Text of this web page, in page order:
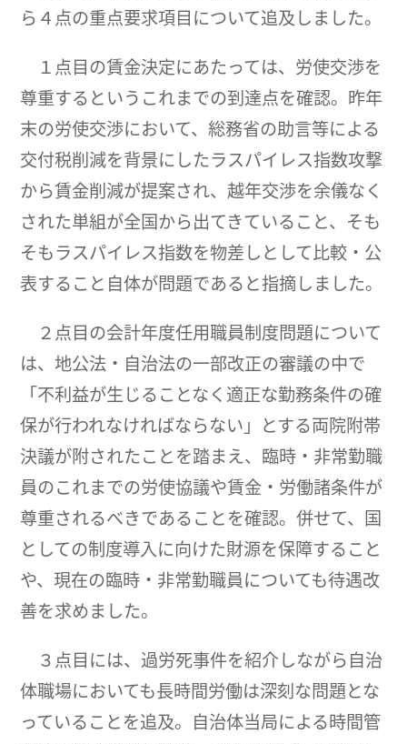
ら４点の重点要求項目について追及しました。
１点目の賃金決定にあたっては、労使交渉を
尊重するというこれまでの到達点を確認。昨年
末の労使交渉において、総務省の助言等による
交付税削減を背景にしたラスパイレス指数攻撃
から賃金削減が提案され、越年交渉を余儀なく
された単組が全国から出てきていること、そも
そもラスパイレス指数を物差しとして比較・公
表すること自体が問題であると指摘しました。
２点目の会計年度任用職員制度問題について
は、地公法・自治法の一部改正の審議の中で
「不利益が生じることなく適正な勤務条件の確
保が行われなければならない」とする両院附帯
決議が附されたことを踏まえ、臨時・非常勤職
員のこれまでの労使協議や賃金・労働諸条件が
尊重されるべきであることを確認。併せて、国
としての制度導入に向けた財源を保障すること
や、現在の臨時・非常勤職員についても待遇改
善を求めました。
３点目には、過労死事件を紹介しながら自治
体職場においても長時間労働は深刻な問題とな
っていることを追及。自治体当局による時間管